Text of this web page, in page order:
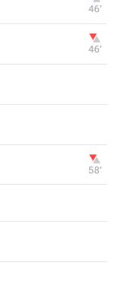
46‎’‎
46‎’‎
58‎’‎